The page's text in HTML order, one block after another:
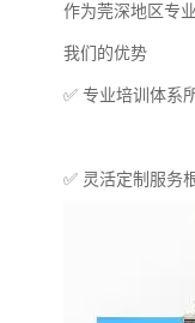
作为莞深地区专
我们的优势
✅ 专业培训体系
✅ 灵活定制服务